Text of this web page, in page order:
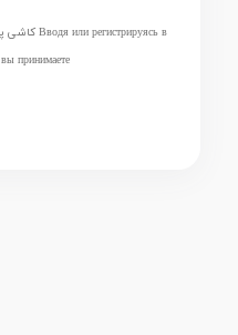
Вводя или регистрируясь в کاشی پارس вы
вы принимаете